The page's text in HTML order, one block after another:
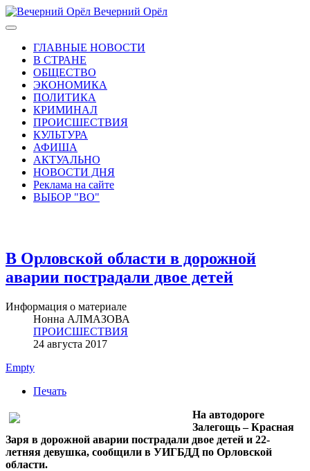
Вечерний Орёл
ГЛАВНЫЕ НОВОСТИ
В СТРАНЕ
ОБЩЕСТВО
ЭКОНОМИКА
ПОЛИТИКА
КРИМИНАЛ
ПРОИСШЕСТВИЯ
КУЛЬТУРА
АФИША
АКТУАЛЬНО
НОВОСТИ ДНЯ
Реклама на сайте
ВЫБОР "ВО"
В Орловской области в дорожной
аварии пострадали двое детей
Информация о материале
Нонна АЛМАЗОВА
ПРОИСШЕСТВИЯ
24 августа 2017
Empty
Печать
На автодороге
Залегощь – Красная
Заря в дорожной аварии пострадали двое детей и 22-
летняя девушка, сообщили в УИГБДД по Орловской
области.